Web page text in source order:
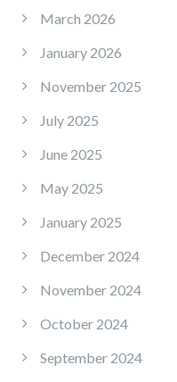
March 2026
January 2026
November 2025
July 2025
June 2025
May 2025
January 2025
December 2024
November 2024
October 2024
September 2024